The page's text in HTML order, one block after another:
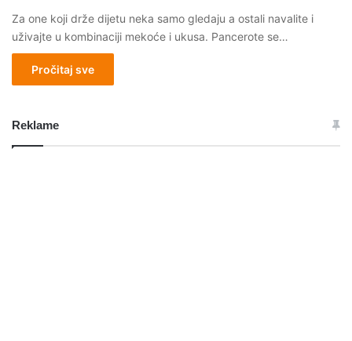
Za one koji drže dijetu neka samo gledaju a ostali navalite i
uživajte u kombinaciji mekoće i ukusa. Pancerote se…
Pročitaj sve
Reklame